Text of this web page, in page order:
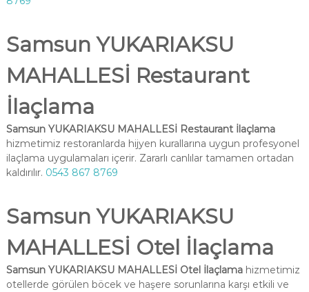
Samsun YUKARIAKSU
MAHALLESİ Restaurant
İlaçlama
Samsun YUKARIAKSU MAHALLESİ Restaurant İlaçlama
hizmetimiz restoranlarda hijyen kurallarına uygun profesyonel
ilaçlama uygulamaları içerir. Zararlı canlılar tamamen ortadan
kaldırılır. 0543 867 8769
Samsun YUKARIAKSU
MAHALLESİ Otel İlaçlama
Samsun YUKARIAKSU MAHALLESİ Otel İlaçlamahizmetimiz
otellerde görülen böcek ve haşere sorunlarına karşı etkili ve